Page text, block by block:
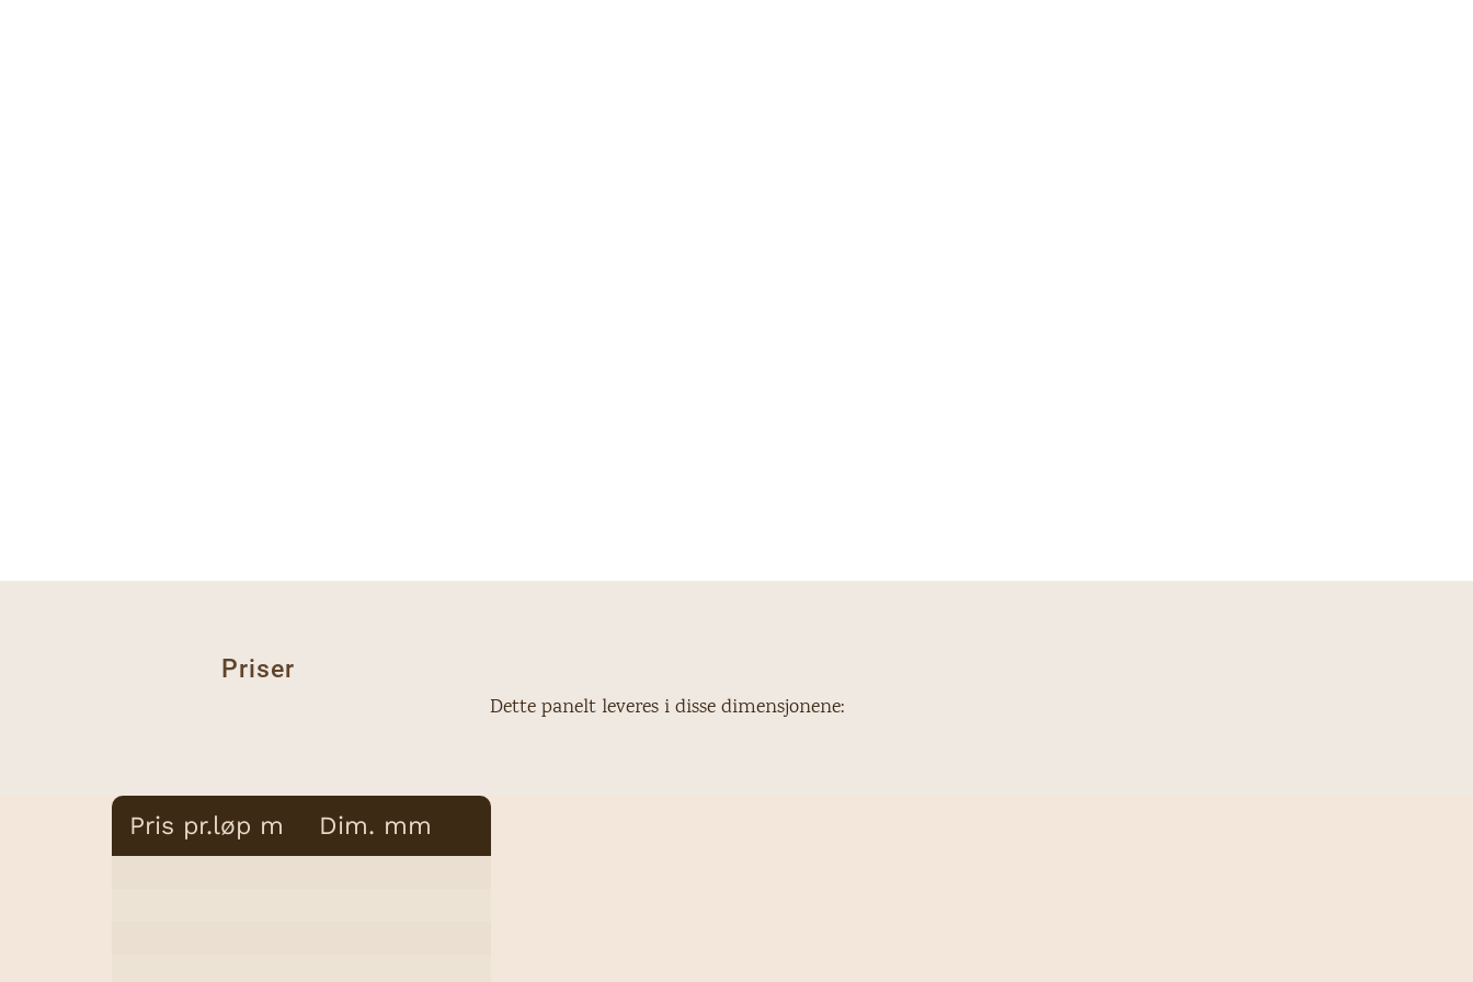
Priser
Dette panelt leveres i disse dimensjonene:
Pris pr.løp m Dim. mm